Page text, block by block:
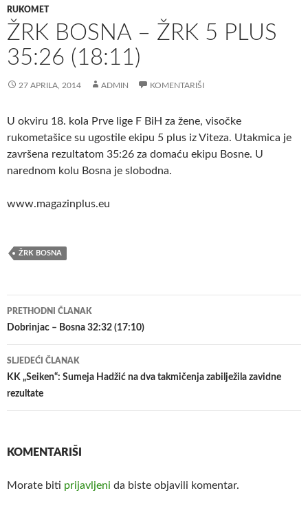
RUKOMET
ŽRK BOSNA – ŽRK 5 PLUS
35:26 (18:11)
27 APRILA, 2014 ADMIN KOMENTARIŠI
U okviru 18. kola Prve lige F BiH za žene, visočke
rukometašice su ugostile ekipu 5 plus iz Viteza. Utakmica je
završena rezultatom 35:26 za domaću ekipu Bosne. U
narednom kolu Bosna je slobodna.
www.magazinplus.eu
ŽRK BOSNA
Navigacija
članaka
PRETHODNI ČLANAK
Dobrinjac – Bosna 32:32 (17:10)
SLJEDEĆI ČLANAK
KK „Seiken“: Sumeja Hadžić na dva takmičenja zabilježila zavidne
rezultate
KOMENTARIŠI
Morate biti prijavljeni da biste objavili komentar.